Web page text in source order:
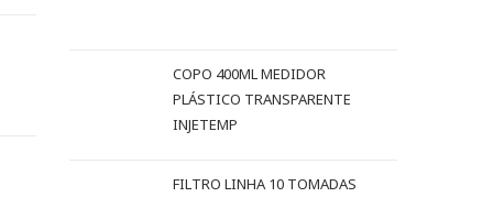
COPO 400ML MEDIDOR
PLÁSTICO TRANSPARENTE
INJETEMP
FILTRO LINHA 10 TOMADAS